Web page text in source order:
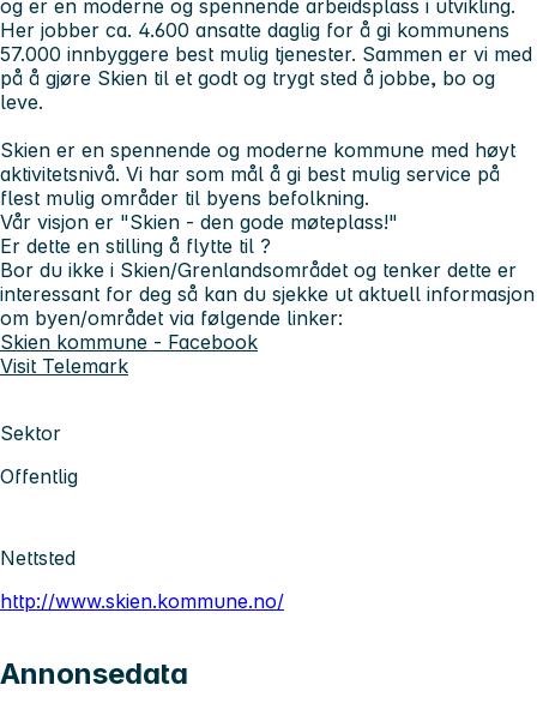
og er en moderne og spennende arbeidsplass i utvikling.
Her jobber ca. 4.600 ansatte daglig for å gi kommunens
57.000 innbyggere best mulig tjenester. Sammen er vi med
på å gjøre Skien til et godt og trygt sted å jobbe, bo og
leve.
Skien er en spennende og moderne kommune med høyt
aktivitetsnivå. Vi har som mål å gi best mulig service på
flest mulig områder til byens befolkning.
Vår visjon er "Skien - den gode møteplass!"
Er dette en stilling å flytte til ?
Bor du ikke i Skien/Grenlandsområdet og tenker dette er
interessant for deg så kan du sjekke ut aktuell informasjon
om byen/området via følgende linker:
Skien kommune - Facebook
Visit Telemark
Sektor
Offentlig
Nettsted
http://www.skien.kommune.no/
Annonsedata